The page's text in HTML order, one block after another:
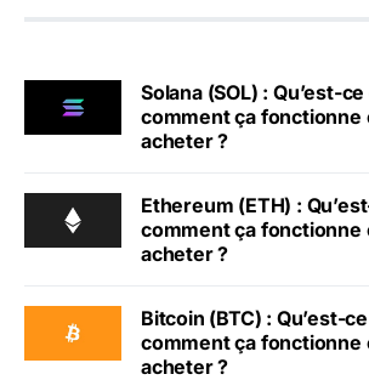
Solana (SOL) : Qu’est-
comment ça fonctionne
acheter ?
Ethereum (ETH) :
comment ça fonctionne
acheter ?
Bitcoin (BTC) : Qu’est-
comment ça fonctionne
acheter ?